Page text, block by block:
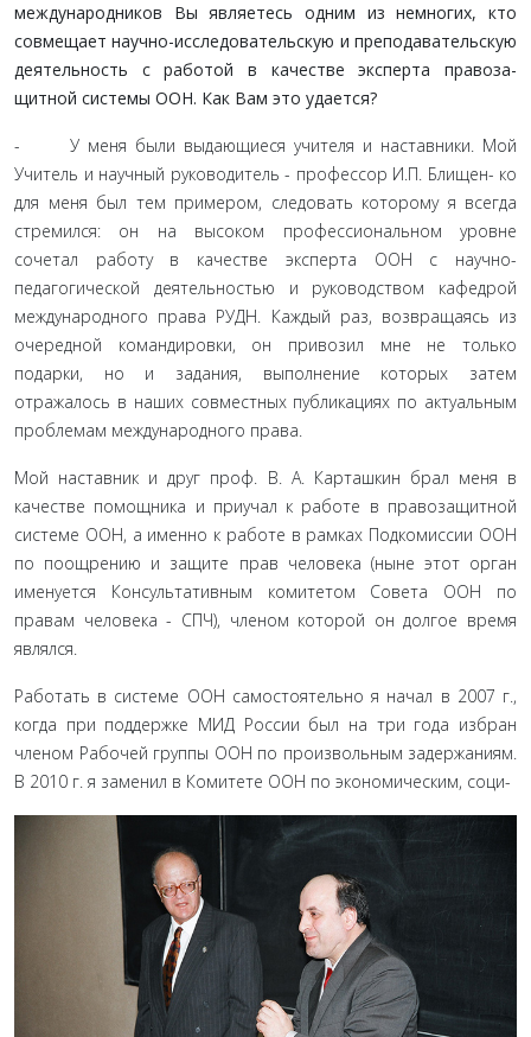
международников Вы являетесь одним из немногих, кто
совмещает научно-исследовательскую и преподаватель­скую
деятельность с работой в качестве эксперта правоза­
щитной системы ООН. Как Вам это удается?
- У меня были выдающиеся учителя и наставники. Мой
Учитель и научный руководитель - профессор И.П. Блищен- ко
для меня был тем примером, следовать которому я всегда
стремился: он на высоком профессиональном уровне
сочетал работу в качестве эксперта ООН с научно-
педагогической дея­тельностью и руководством кафедрой
международного права РУДН. Каждый раз, возвращаясь из
очередной командировки, он привозил мне не только
подарки, но и задания, выполне­ние которых затем
отражалось в наших совместных публика­циях по актуальным
проблемам международного права.
Мой наставник и друг проф. В. А. Карташкин брал меня в
качестве помощника и приучал к работе в правозащитной
системе ООН, а именно к работе в рамках Подкомиссии ООН
по поощрению и защите прав человека (ныне этот ор­ган
именуется Консультативным комитетом Совета ООН по
правам человека - СПЧ), членом которой он долгое время
являлся.
Работать в системе ООН самостоятельно я начал в 2007 г.,
когда при поддержке МИД России был на три года избран
членом Рабочей группы ООН по произвольным задержаниям.
В 2010 г. я заменил в Комитете ООН по экономическим, соци-